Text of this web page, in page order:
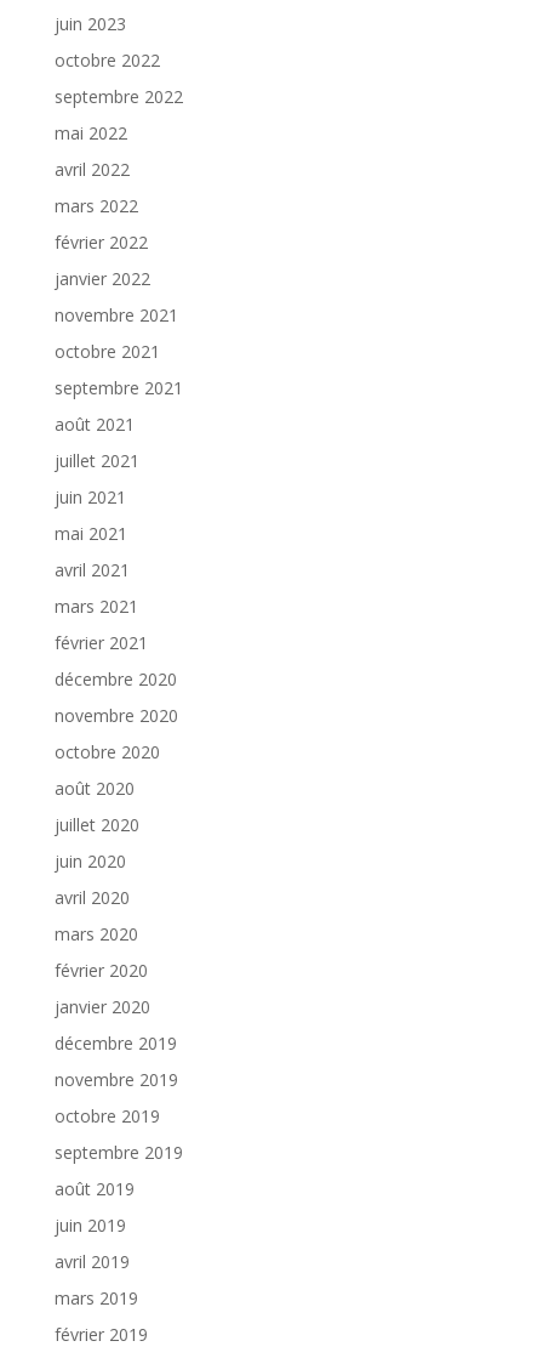
juin 2023
octobre 2022
septembre 2022
mai 2022
avril 2022
mars 2022
février 2022
janvier 2022
novembre 2021
octobre 2021
septembre 2021
août 2021
juillet 2021
juin 2021
mai 2021
avril 2021
mars 2021
février 2021
décembre 2020
novembre 2020
octobre 2020
août 2020
juillet 2020
juin 2020
avril 2020
mars 2020
février 2020
janvier 2020
décembre 2019
novembre 2019
octobre 2019
septembre 2019
août 2019
juin 2019
avril 2019
mars 2019
février 2019